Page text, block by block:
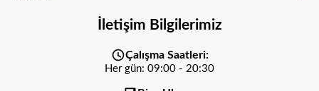
İletişim Bilgilerimiz
Çalışma Saatleri:
Her gün: 09:00 - 20:30